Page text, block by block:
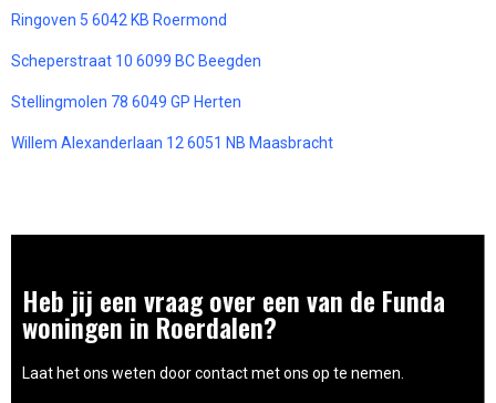
Ringoven 5 6042 KB Roermond
Scheperstraat 10 6099 BC Beegden
Stellingmolen 78 6049 GP Herten
Willem Alexanderlaan 12 6051 NB Maasbracht
Heb jij een vraag over een van de Funda
woningen in Roerdalen?
Laat het ons weten door contact met ons op te nemen.